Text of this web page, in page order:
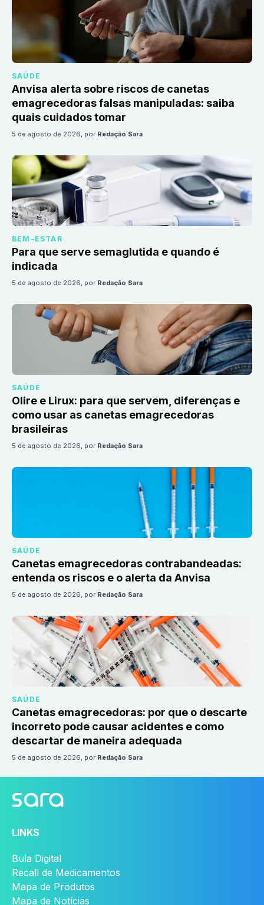
SAÚDE
Anvisa alerta sobre riscos de canetas
emagrecedoras falsas manipuladas: saiba
quais cuidados tomar
5 de agosto de 2026, por Redação Sara
BEM-ESTAR
Para que serve semaglutida e quando é
indicada
5 de agosto de 2026, por Redação Sara
SAÚDE
Olire e Lirux: para que servem, diferenças e
como usar as canetas emagrecedoras
brasileiras
5 de agosto de 2026, por Redação Sara
SAÚDE
Canetas emagrecedoras contrabandeadas:
entenda os riscos e o alerta da Anvisa
5 de agosto de 2026, por Redação Sara
SAÚDE
Canetas emagrecedoras: por que o descarte
incorreto pode causar acidentes e como
descartar de maneira adequada
5 de agosto de 2026, por Redação Sara
LINKS
Bula Digital
Recall de Medicamentos
Mapa de Produtos
Mapa de Notícias